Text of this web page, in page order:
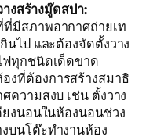
งสร้างมู๊ดสปา:
มีสภาพอากาศถ่ายเท
นไป และต้องจัดตั้งวาง
ฟทุกชนิดเด็ดขาด
งที่ต้องการสร้างสมาธิ
ความสงบ เช่น ตั้งวาง
ยงนอนในห้องนอนช่วง
บนโต๊ะทำงานห้อง